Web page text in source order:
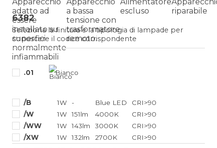
6382
Seleziona la finitura e la tipologia di lampade per
conoscere il codice corrispondente
.01 Bianco
/B 1W - Blue LED
CRI>90
/W
1W 151lm 4000K
CRI>90
/WW
1W 143lm 3000K
CRI>90
/XW
1W 132lm 2700K CRI>90